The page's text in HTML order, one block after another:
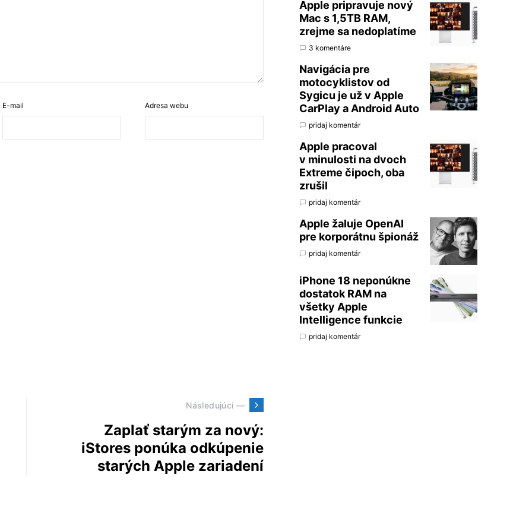
E-mail Adresa webu
Následujúci —
Zaplať starým za nový:
iStores ponúka odkúpenie
starých Apple zariadení
Apple pripravuje nový
Mac s 1,5TB RAM,
zrejme sa nedoplatíme
3 komentáre
Navigácia pre
motocyklistov od
Sygicu je už v Apple
CarPlay a Android Auto
pridaj komentár
Apple pracoval
v minulosti na dvoch
Extreme čipoch, oba
zrušil
pridaj komentár
Apple žaluje OpenAI
pre korporátnu špionáž
pridaj komentár
iPhone 18 neponúkne
dostatok RAM na
všetky Apple
Intelligence funkcie
pridaj komentár